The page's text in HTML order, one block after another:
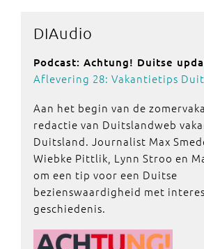
DIAudio
Podcast: Achtung! Duitse
Aflevering 28: Vakantietips
Aan het begin van de
redactie van Duitslandweb
Duitsland. Journalist Max
Wiebke Pittlik, Lynn Stroo en
om een tip voor een Duitse
bezienswaardigheid met
geschiedenis.